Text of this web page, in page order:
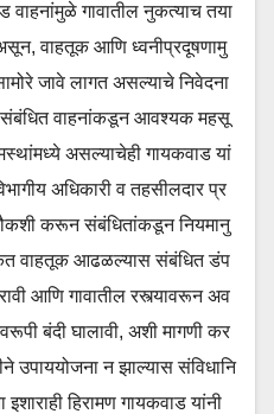
वाहनांमुळे गावातील नुकत्याच तया
वाहतूक आणि ध्वनीप्रदूषणामु
जावे लागत असल्याचे निवेदना
वाहनांकडून आवश्यक महसू
असल्याचेही गायकवाड यां
अधिकारी व तहसीलदार प्र
करून संबंधितांकडून नियमानु
वाहतूक आढळल्यास संबंधित डंप
आणि गावातील रस्त्यावरून अव
बंदी घालावी, अशी मागणी कर
उपाययोजना न झाल्यास संविधानि
हिरामण गायकवाड यांनी